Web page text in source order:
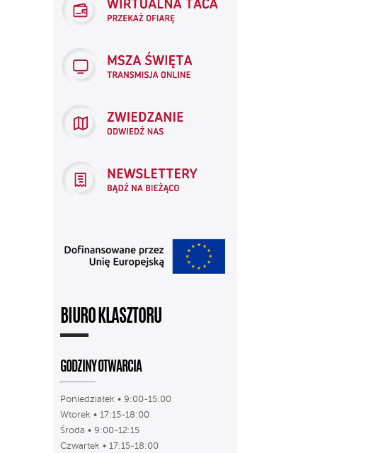
BIURO KLASZTORU
GODZINY OTWARCIA
Poniedziałek • 9:00-15:00
Wtorek • 17:15-18:00
Środa • 9:00-12:15
Czwartek • 17:15-18:00